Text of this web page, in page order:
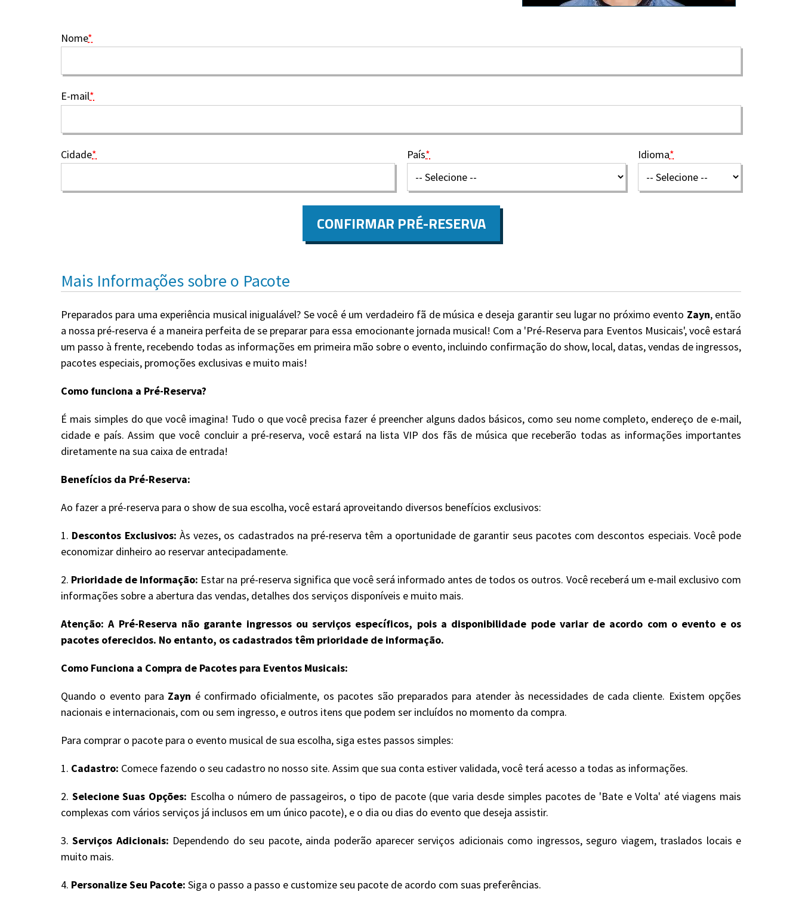
Nome*
E-mail*
Cidade* País* Idioma*
CONFIRMAR PRÉ-RESERVA
Mais Informações sobre o Pacote
Preparados para uma experiência musical inigualável? Se você é um verdadeiro fã de música e deseja garantir seu lugar no próximo evento Zayn, então
a nossa pré-reserva é a maneira perfeita de se preparar para essa emocionante jornada musical! Com a 'Pré-Reserva para Eventos Musicais', você estará
um passo à frente, recebendo todas as informações em primeira mão sobre o evento, incluindo confirmação do show, local, datas, vendas de ingressos,
pacotes especiais, promoções exclusivas e muito mais!
Como funciona a Pré-Reserva?
É mais simples do que você imagina! Tudo o que você precisa fazer é preencher alguns dados básicos, como seu nome completo, endereço de e-mail,
cidade e país. Assim que você concluir a pré-reserva, você estará na lista VIP dos fãs de música que receberão todas as informações importantes
diretamente na sua caixa de entrada!
Benefícios da Pré-Reserva:
Ao fazer a pré-reserva para o show de sua escolha, você estará aproveitando diversos benefícios exclusivos:
1. Descontos Exclusivos: Às vezes, os cadastrados na pré-reserva têm a oportunidade de garantir seus pacotes com descontos especiais. Você pode
economizar dinheiro ao reservar antecipadamente.
2. Prioridade de Informação: Estar na pré-reserva significa que você será informado antes de todos os outros. Você receberá um e-mail exclusivo com
informações sobre a abertura das vendas, detalhes dos serviços disponíveis e muito mais.
Atenção: A Pré-Reserva não garante ingressos ou serviços específicos, pois a disponibilidade pode variar de acordo com o evento e os
pacotes oferecidos. No entanto, os cadastrados têm prioridade de informação.
Como Funciona a Compra de Pacotes para Eventos Musicais:
Quando o evento para Zayn é confirmado oficialmente, os pacotes são preparados para atender às necessidades de cada cliente. Existem opções
nacionais e internacionais, com ou sem ingresso, e outros itens que podem ser incluídos no momento da compra.
Para comprar o pacote para o evento musical de sua escolha, siga estes passos simples:
1. Cadastro: Comece fazendo o seu cadastro no nosso site. Assim que sua conta estiver validada, você terá acesso a todas as informações.
2. Selecione Suas Opções: Escolha o número de passageiros, o tipo de pacote (que varia desde simples pacotes de 'Bate e Volta' até viagens mais
complexas com vários serviços já inclusos em um único pacote), e o dia ou dias do evento que deseja assistir.
3.Serviços Adicionais: Dependendo do seu pacote, ainda poderão aparecer serviços adicionais como ingressos, seguro viagem, traslados locais e
muito mais.
4. Personalize Seu Pacote: Siga o passo a passo e customize seu pacote de acordo com suas preferências.